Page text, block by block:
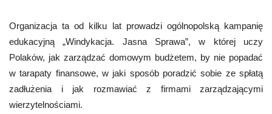
Organizacja ta od kilku lat prowadzi ogólnopolską kampanię
edukacyjną „Windykacja. Jasna Sprawa”, w której uczy
Polaków, jak zarządzać domowym budżetem, by nie popadać
w tarapaty finansowe, w jaki sposób poradzić sobie ze spłatą
zadłużenia i jak rozmawiać z firmami zarządzającymi
wierzytelnościami.